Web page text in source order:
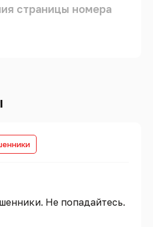
страницы номера
Не попадайтесь.